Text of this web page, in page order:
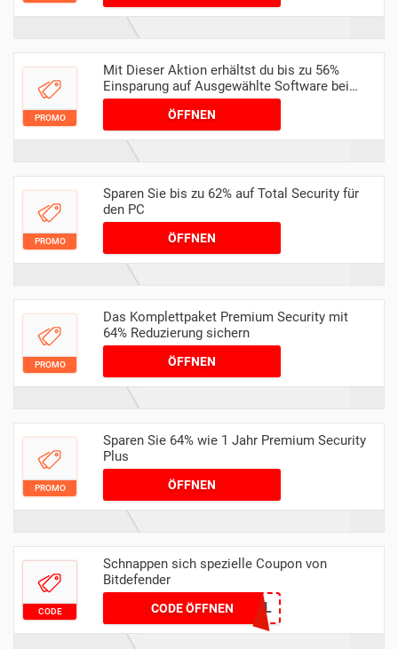
PROMO
Mit Dieser Aktion erhältst du bis zu 56%
Einsparung auf Ausgewählte Software bei
Bitdefender
ÖFFNEN
PROMO
Sparen Sie bis zu 62% auf Total Security für
den PC
ÖFFNEN
PROMO
Das Komplettpaket Premium Security mit
64% Reduzierung sichern
ÖFFNEN
PROMO
Sparen Sie 64% wie 1 Jahr Premium Security
Plus
ÖFFNEN
CODE
Schnappen sich spezielle Coupon von
Bitdefender
CODE ÖFFNEN
100-VIPSPECIAL